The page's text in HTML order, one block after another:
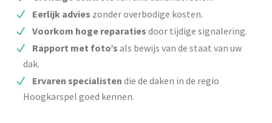
Eerlijk advies zonder overbodige kosten.
Voorkom hoge reparaties door tijdige signalering.
Rapport met foto’s als bewijs van de staat van uw
dak.
Ervaren specialisten die de daken in de regio
Hoogkarspel goed kennen.